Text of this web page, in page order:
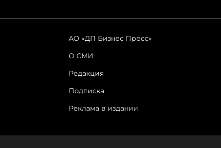
АО «ДП Бизнес Пресс»
О СМИ
Редакция
Подписка
Реклама в издании